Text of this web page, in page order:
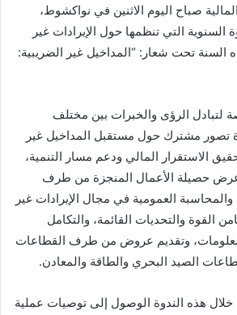
صباح اليوم الاثنين في نواكشوط،
السنوية التي تنظمها حول الإيرادات غير
السنة تحت شعار: “المداخيل غير الضريبية:
لتبادل الرؤى والخبرات بين مختلف
تصور مشترك حول مستقبل المداخيل غير
الاستقرار المالي ودعم مسار التنمية،
حصيلة الأعمال المنجزة من طرف
والمحاسبة العمومية في مجال الإيرادات غير
القوة والتحديات القائمة، والتكامل
وتقديم عروض من طرف القطاعات
الصيد البحري والطاقة والمعادن.
خلال هذه الندوة الوصول إلى توصيات عملية